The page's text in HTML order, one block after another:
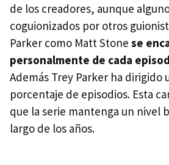
de los creadores, aunque
coguionizados por otros
Parker como Matt Stone se
personalmente de cada
Además Trey Parker ha dirigido
porcentaje de episodios. Esta
que la serie mantenga un nivel
largo de los años.